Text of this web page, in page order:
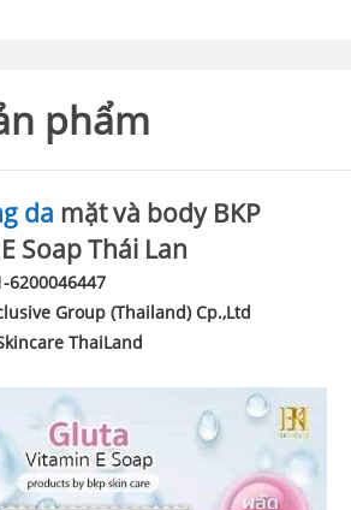
phẩm
da mặt và body BKP
Soap Thái Lan
6200046447
Group (Thailand) Cp.,Ltd
ThaiLand